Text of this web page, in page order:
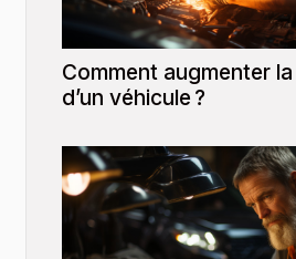
Comment augmenter
d’un véhicule ?